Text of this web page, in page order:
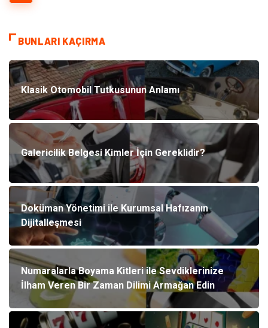
BUNLARI KAÇIRMA
Klasik Otomobil Tutkusunun Anlamı
Galericilik Belgesi Kimler İçin Gereklidir?
Doküman Yönetimi ile Kurumsal Hafızanın
Dijitalleşmesi
Numaralarla Boyama Kitleri ile Sevdiklerinize
İlham Veren Bir Zaman Dilimi Armağan Edin